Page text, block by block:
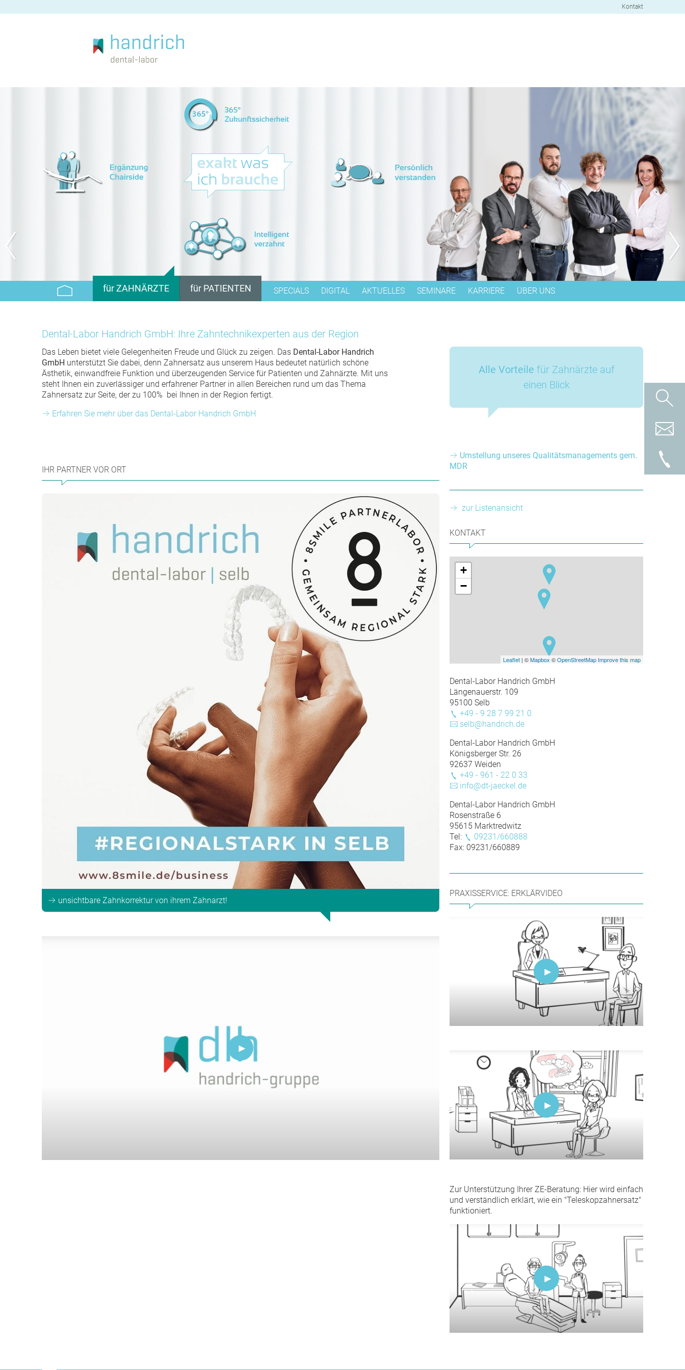
Kontakt
für ZAHNÄRZTE
UNSER SERVICE
GARANTIE & QUALITÄT
PRAXISPLUS
für PATIENTEN
LÄCHELN 2 GO
UNSER SERVICE
GARANTIE &
QUALITÄT
SPECIALS
SCHNARCHERSCHUTZ
BIO ZAHNERSATZ
TELESKOPTECHNIK
IMPLANTATE &
DIGITAL AKTUELLES SEMINARE KARRIERE ÜBER UNS
Dental-Labor Handrich GmbH: Ihre Zahntechnikexperten aus der Region
Das Leben bietet viele Gelegenheiten Freude und Glück zu zeigen. Das Dental-Labor Handrich
GmbH unterstützt Sie dabei, denn Zahnersatz aus unserem Haus bedeutet natürlich schöne
Ästhetik, einwandfreie Funktion und überzeugenden Service für Patienten und Zahnärzte. Mit uns
steht Ihnen ein zuverlässiger und erfahrener Partner in allen Bereichen rund um das Thema
Zahnersatz zur Seite, der zu 100% bei Ihnen in der Region fertigt.
Erfahren Sie mehr über das Dental-Labor Handrich GmbH
Alle Vorteile für Zahnärzte auf
einen Blick
IHR PARTNER VOR ORT
unsichtbare Zahnkorrektur von ihrem Zahnarzt!
Video
Umstellung unseres Qualitätsmanagements gem.
MDR
zur Listenansicht
KONTAKT
+
−
Leaflet | ©Mapbox ©OpenStreetMap Improve this map
Dental-Labor Handrich GmbH
Längenauerstr. 109
95100 Selb
+49 - 9 28 7 99 21 0
selb@handrich.de
Dental-Labor Handrich GmbH
Königsberger Str. 26
92637 Weiden
+49 - 961 - 22 0 33
info@dt-jaeckel.de
Dental-Labor Handrich GmbH
Rosenstraße 6
95615 Marktredwitz
Tel:
09231/660888
Fax: 09231/660889
PRAXISSERVICE: ERKLÄRVIDEO
Video
Video
Zur Unterstützung Ihrer ZE-Beratung: Hier wird einfach
und verständlich erklärt, wie ein "Teleskopzahnersatz"
funktioniert.
Video